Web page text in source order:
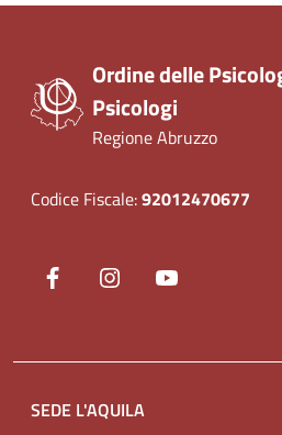
Ordine delle
Psicologi
Regione Abruzzo
Codice Fiscale:92012470677
Seguici su
Facebook
(nuova scheda - new tab)
Instagram
(nuova scheda - new
SEDE L'AQUILA